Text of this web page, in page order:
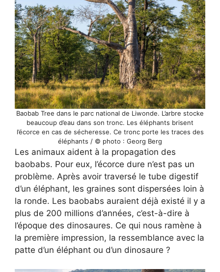
Baobab Tree dans le parc national de Liwonde. L’arbre stocke
beaucoup d’eau dans son tronc. Les éléphants brisent
l’écorce en cas de sécheresse. Ce tronc porte les traces des
éléphants / © photo : Georg Berg
Les animaux aident à la propagation des
baobabs. Pour eux, l’écorce dure n’est pas un
problème. Après avoir traversé le tube digestif
d’un éléphant, les graines sont dispersées loin à
la ronde. Les baobabs auraient déjà existé il y a
plus de 200 millions d’années, c’est-à-dire à
l’époque des dinosaures. Ce qui nous ramène à
la première impression, la ressemblance avec la
patte d’un éléphant ou d’un dinosaure ?